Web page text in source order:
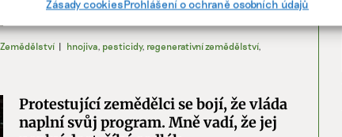
bezpečnosti, předcházení a zjišťování podvodů a
Zásady cookiesProhlášení o ochraně osobních údajů
dekád obnovit její úrodnost.
Zemědělství | hnojiva pesticidy, regenerativní zemědělství,
Protestující zemědělci se bojí, že vláda
naplní svůj program. Mně vadí, že jej